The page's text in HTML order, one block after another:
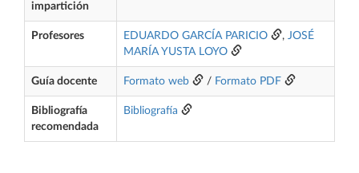
impartición
Profesores EDUARDO GARCÍA PARICIO , JOSÉ
MARÍA YUSTA LOYO
Guía docente Formato web / Formato PDF
Bibliografía
recomendada
Bibliografía